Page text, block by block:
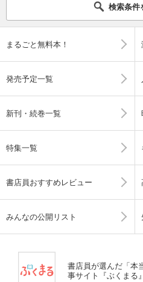
検索条件
まるごと無料本！
発売予定一覧
新刊・続巻一覧
特集一覧
書店員おすすめレビュー
みんなの公開リスト
書店員が選んだ「本
事サイト『ぶくまる』